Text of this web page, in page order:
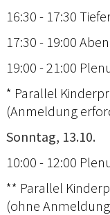
16:30 - 17:30
17:30 - 19:00
19:00 - 21:00
* Parallel
(Anmeldung
Sonntag, 13.10.
10:00 - 12:00
** Parallel
(ohne